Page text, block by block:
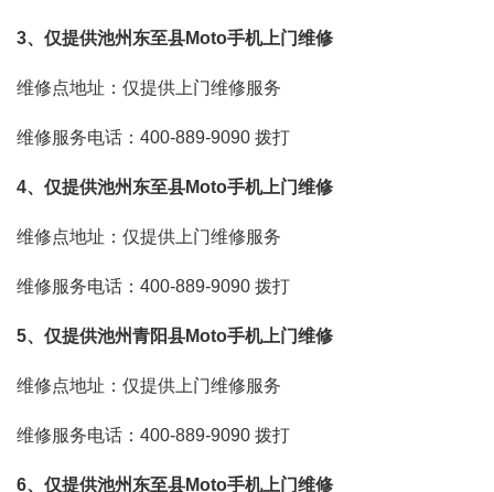
3、仅提供池州东至县Moto手机上门维修
维修点地址：仅提供上门维修服务
维修服务电话：400-889-9090 拨打
4、仅提供池州东至县Moto手机上门维修
维修点地址：仅提供上门维修服务
维修服务电话：400-889-9090 拨打
5、仅提供池州青阳县Moto手机上门维修
维修点地址：仅提供上门维修服务
维修服务电话：400-889-9090 拨打
6、仅提供池州东至县Moto手机上门维修